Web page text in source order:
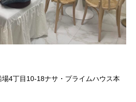
4丁目10-18ナサ・プライムハウス本